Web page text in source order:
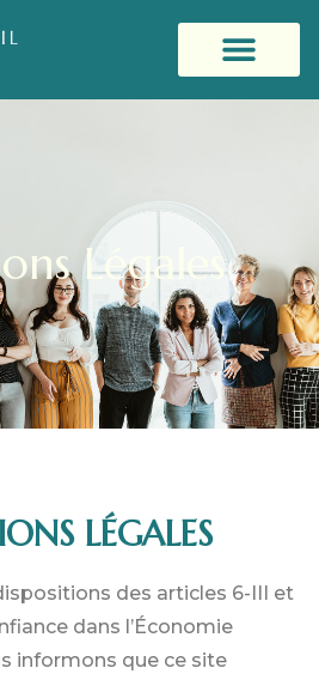
Légales
LÉGALES
des articles 6-III et
dans l’Économie
informons que ce site